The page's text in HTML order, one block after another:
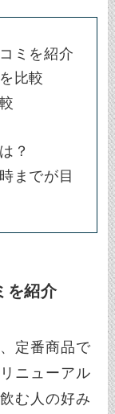
ミを紹介
比較
？
までが目
を紹介
定番商品で
ニューアル
む人の好み